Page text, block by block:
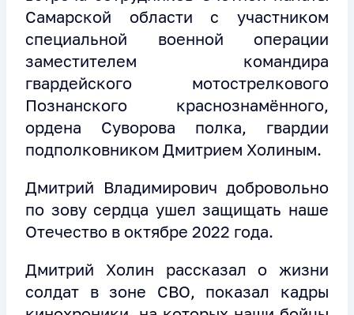
Самарской области с участником
специальной военной операции
заместителем командира
гвардейского мотострелкового
Познанского краснознамённого,
ордена Суворова полка, гвардии
подполковником Дмитрием Холиным.
Дмитрий Владимирович добровольно
по зову сердца ушел защищать наше
Отечество в октябре 2022 года.
Дмитрий Холин рассказал о жизни
солдат в зоне СВО, показал кадры